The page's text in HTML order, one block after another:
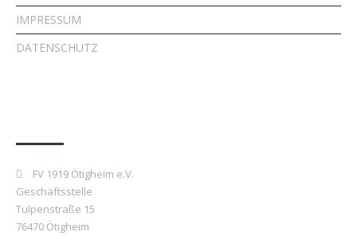
IMPRESSUM
DATENSCHUTZ
FV 1919 Ötigheim e.V.
Geschäftsstelle
Tulpenstraße 15
76470 Ötigheim